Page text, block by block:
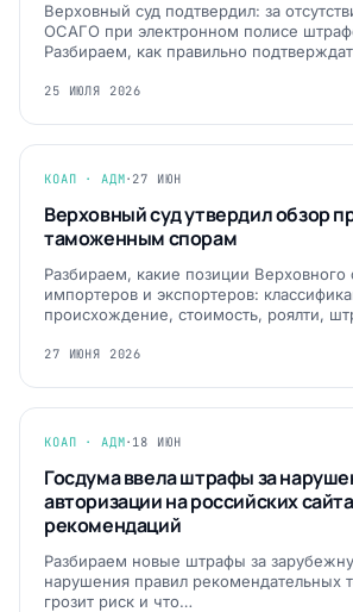
Верховный суд подтвердил: за
ОСАГО при электронном полисе
Разбираем, как правильно
25 ИЮЛЯ 2026
КОАП · АДМ· 27 ИЮН
Верховный суд утвердил обзор
таможенным спорам
Разбираем, какие позиции Верховного
импортеров и экспортеров:
происхождение, стоимость, роялти,
27 ИЮНЯ 2026
КОАП · АДМ· 18 ИЮН
Госдума ввела штрафы за
авторизации на российских
рекомендаций
Разбираем новые штрафы за
нарушения правил рекомендательных
грозит риск и что…